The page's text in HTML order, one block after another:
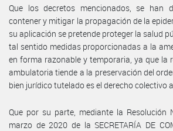
Que los decretos mencionados, se han
contener y mitigar la propagación de la
su aplicación se pretende proteger la salud
tal sentido medidas proporcionadas a la
en forma razonable y temporaria, ya que la
ambulatoria tiende a la preservación del
bien jurídico tutelado es el derecho colectivo
Que por su parte, mediante la Resolución
marzo de 2020 de la SECRETARÍA DE